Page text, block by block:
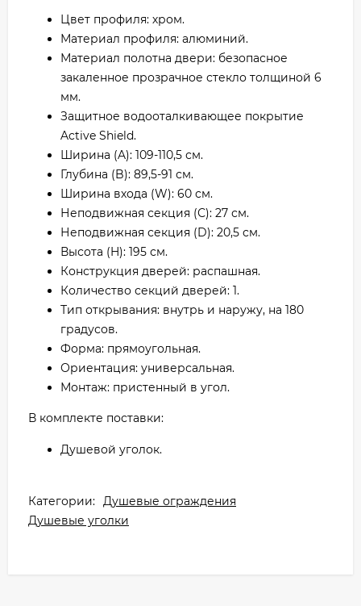
Цвет профиля: хром.
Материал профиля: алюминий.
Материал полотна двери: безопасное
закаленное прозрачное стекло толщиной 6
мм.
Защитное водооталкивающее покрытие
Active Shield.
Ширина (A): 109-110,5 см.
Глубина (B): 89,5-91 см.
Ширина входа (W): 60 см.
Неподвижная секция (С): 27 см.
Неподвижная секция (D): 20,5 см.
Высота (H): 195 см.
Конструкция дверей: распашная.
Количество секций дверей: 1.
Тип открывания: внутрь и наружу, на 180
градусов.
Форма: прямоугольная.
Ориентация: универсальная.
Монтаж: пристенный в угол.
В комплекте поставки:
Душевой уголок.
Категории: Душевые ограждения
Душевые уголки